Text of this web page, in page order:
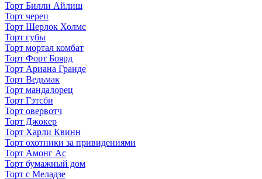
Торт Билли Айлиш
Торт череп
Торт Шерлок Холмс
Торт губы
Торт мортал комбат
Торт Форт Боярд
Торт Ариана Гранде
Торт Ведьмак
Торт мандалорец
Торт Гэтсби
Торт овервотч
Торт Джокер
Торт Харли Квинн
Торт охотники за привидениями
Торт Амонг Ас
Торт бумажный дом
Торт с Меладзе